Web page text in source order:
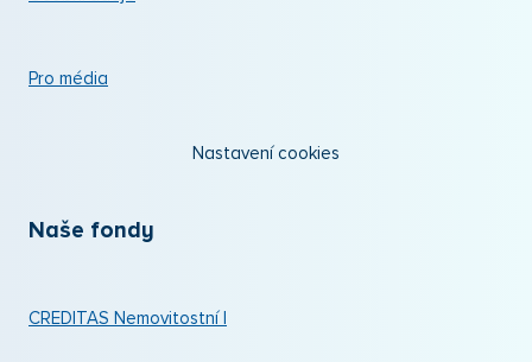
Pro média
Nastavení cookies
Naše fondy
CREDITAS Nemovitostní I